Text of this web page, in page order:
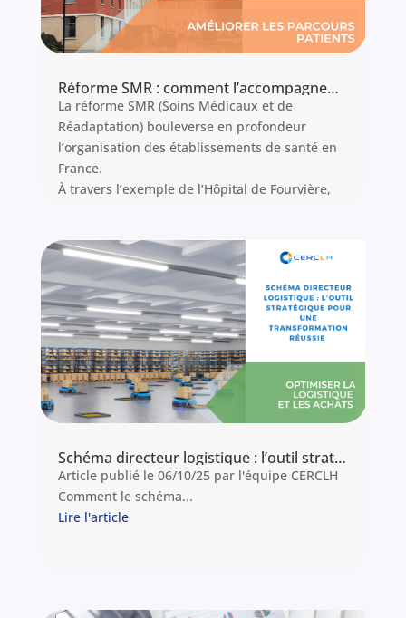
Réforme SMR : comment l’accompagnement CERCLH a permis à l’Hôpital de Fourvière de se réinventer
La réforme SMR (Soins Médicaux et de
Réadaptation) bouleverse en profondeur
l’organisation des établissements de santé en
France.
À travers l’exemple de l’Hôpital de Fourvière,
sur la mise en œuvre de cette réforme, de
l’audit initial à l’accompagnement
opérationnel, en passant par la co-construction
des solutions avec les équipes. Un récit qui
illustre la valeur ajoutée d’un
accompagnement structuré, méthodologique
et humain, au service de la réussite collective.
Lire l'article
Schéma directeur logistique : l’outil stratégique pour une transformation réussie
Article publié le 06/10/25 par l'équipe CERCLH
Comment le schéma...
Lire l'article